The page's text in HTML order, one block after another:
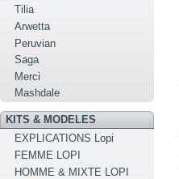
Tilia
Arwetta
Peruvian
Saga
Merci
Mashdale
KITS & MODELES
EXPLICATIONS Lopi
FEMME LOPI
HOMME & MIXTE LOPI